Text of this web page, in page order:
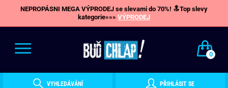
NEPROPÁSNI MEGA VÝPRODEJ se slevami do 70%! 🔝Top slevy
kategorie»»» VÝPRODEJ
0
VYHLEDÁVÁNÍ PŘIHLÁSIT SE